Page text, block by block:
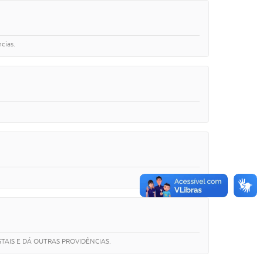
E DÁ OUTRAS PROVIDÊNCIAS.